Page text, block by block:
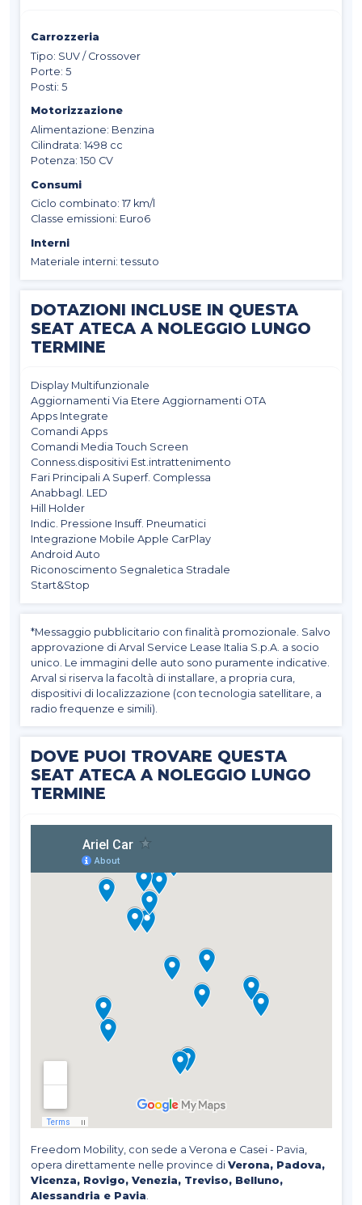
Carrozzeria
Tipo: SUV / Crossover
Porte: 5
Posti: 5
Motorizzazione
Alimentazione: Benzina
Cilindrata: 1498 cc
Potenza: 150 CV
Consumi
Ciclo combinato: 17 km/l
Classe emissioni: Euro6
Interni
Materiale interni: tessuto
DOTAZIONI INCLUSE IN QUESTA
SEAT ATECA A NOLEGGIO LUNGO
TERMINE
Display Multifunzionale
Aggiornamenti Via Etere Aggiornamenti OTA
Apps Integrate
Comandi Apps
Comandi Media Touch Screen
Conness.dispositivi Est.intrattenimento
Fari Principali A Superf. Complessa
Anabbagl. LED
Hill Holder
Indic. Pressione Insuff. Pneumatici
Integrazione Mobile Apple CarPlay
Android Auto
Riconoscimento Segnaletica Stradale
Start&Stop
*Messaggio pubblicitario con finalità promozionale. Salvo
approvazione di Arval Service Lease Italia S.p.A. a socio
unico. Le immagini delle auto sono puramente indicative.
Arval si riserva la facoltà di installare, a propria cura,
dispositivi di localizzazione (con tecnologia satellitare, a
radio frequenze e simili).
DOVE PUOI TROVARE QUESTA
SEAT ATECA A NOLEGGIO LUNGO
TERMINE
Freedom Mobility, con sede a Verona e Casei - Pavia,
opera direttamente nelle province di Verona, Padova,
Vicenza, Rovigo, Venezia, Treviso, Belluno,
Alessandria e Pavia.